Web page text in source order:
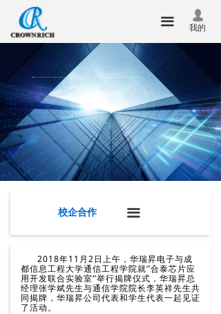
넙
我的
끀
首页
关于我们
产品中心
新闻中心
技术服务
联系我们
华瑞昇杯
合泰杯2018年11月2日上午，华瑞昇电子与成
都信息工程大学通信工程学院就‘’合泰芯片应
用开发联合实验室‘’举行揭牌仪式，华瑞昇总
经理张学斌先生与通信学院院长李英祥先生共
同揭牌，华瑞昇公司代表和学生代表一起见证
了活动。
校企合作 끀
企业介绍
企业文化
经营理念
资质荣誉
校企合作
社会责任